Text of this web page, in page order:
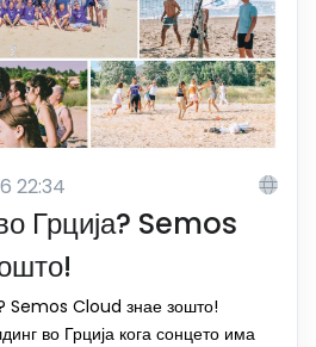
22:34
Грција? Semos
Semos Cloud знае зошто!
во Грција кога сонцето има